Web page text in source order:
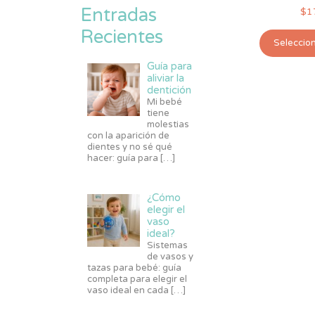
$
Entradas
Recientes
Guía para
aliviar la
dentición
Mi bebé
tiene
molestias
con la aparición de
dientes y no sé qué
hacer: guía para […]
¿Cómo
elegir el
vaso
ideal?
Sistemas
de vasos y
tazas para bebé: guía
completa para elegir el
vaso ideal en cada […]